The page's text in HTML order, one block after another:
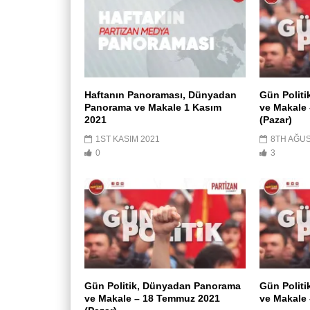
Haftanın Panoraması, Dünyadan
Panorama ve Makale 1 Kasım
2021
1ST KASIM 2021
0
Gün
ve Makale
(Pazar)
8TH
3
Gün Politik, Dünyadan Panorama
ve Makale – 18 Temmuz 2021
Gün
ve Makale